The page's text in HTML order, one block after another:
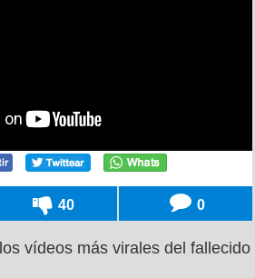
40 0
vídeos más virales del fallecido